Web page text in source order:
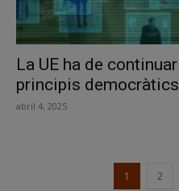
La UE ha de
principis
abril 4, 2025
1 2